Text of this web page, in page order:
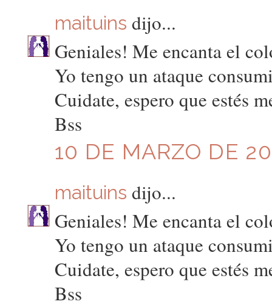
maituins dijo...
Geniales! Me encanta el
Yo tengo un ataque
Cuidate, espero que estés
Bss
10 DE MARZO DE
maituins dijo...
Geniales! Me encanta el
Yo tengo un ataque
Cuidate, espero que estés
Bss